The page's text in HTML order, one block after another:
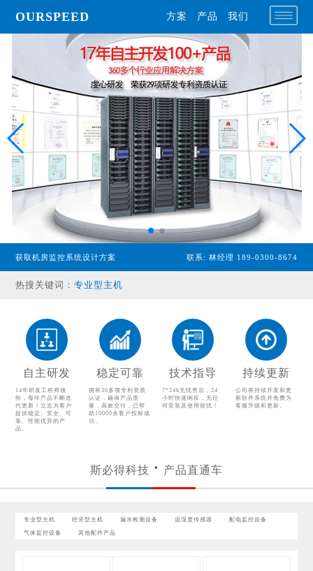
OURSPEED 方案 产品 我们
获取机房监控系统设计方案 联系: 林经理 189-0300-8674
热搜关键词：经济型主机
温湿度传感器
配电监控设备
气体监控设备
其他配件产品
自主研发
14年研发工程师领
衔，每年产品不断迭
代更新！立志为客户
提供稳定、安全、可
靠、性能优异的产
品。
稳定可靠
拥有30多项专利资质
认证，确保产品质
量，高效交付，已帮
助10000余客户投标成
功。
技术指导
7*24h无忧售后，24
小时快速响应，无任
何安装及使用烦忧！
持续更新
公司将持续开发和更
新软件系统并免费为
客服升级和更新。
斯必得科技 产品直通车
专业型主机 经济型主机 漏水检测设备 温湿度传感器 配电监控设备
气体监控设备 其他配件产品